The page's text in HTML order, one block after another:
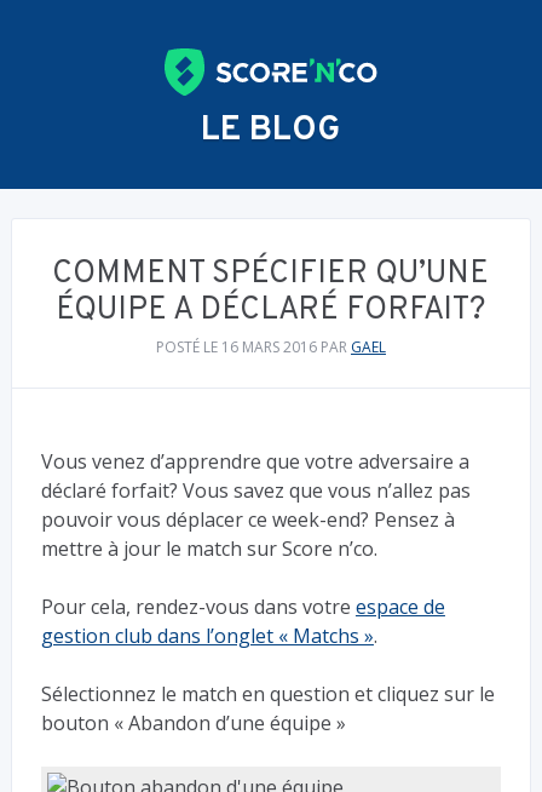
LE BLOG
COMMENT SPÉCIFIER QU’UNE
ÉQUIPE A DÉCLARÉ FORFAIT?
POSTÉ LE 16 MARS 2016PAR GAEL
Vous venez d’apprendre que votre adversaire a
déclaré forfait? Vous savez que vous n’allez pas
pouvoir vous déplacer ce week-end? Pensez à
mettre à jour le match sur Score n’co.
Pour cela, rendez-vous dans votre espace de
gestion club dans l’onglet « Matchs ».
Sélectionnez le match en question et cliquez sur le
bouton « Abandon d’une équipe »